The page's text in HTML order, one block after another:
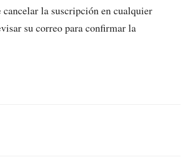
cancelar la suscripción en cualquier
su correo para confirmar la